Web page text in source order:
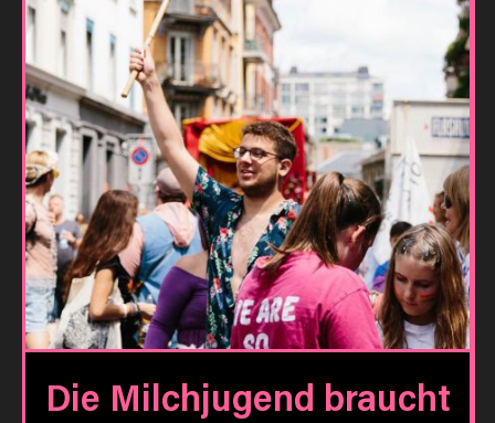
Die Milchjugend braucht